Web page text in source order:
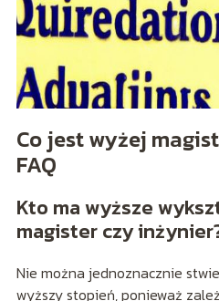
Co jest wyżej
FAQ
Kto ma wyższe
magister czy
Nie można jednoznacznie
wyższy stopień, ponieważ